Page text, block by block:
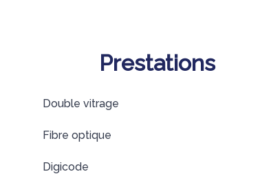
Prestations
Double vitrage
Fibre optique
Digicode